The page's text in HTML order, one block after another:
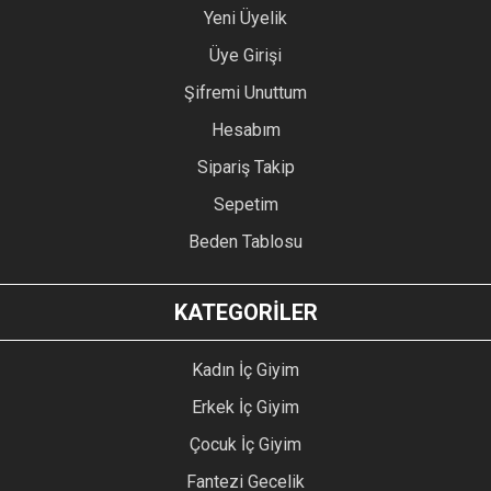
Yeni Üyelik
Üye Girişi
Şifremi Unuttum
Hesabım
Sipariş Takip
Sepetim
Beden Tablosu
KATEGORİLER
Kadın İç Giyim
Erkek İç Giyim
Çocuk İç Giyim
Fantezi Gecelik